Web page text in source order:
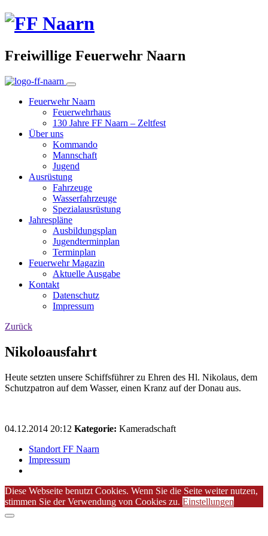
Freiwillige Feuerwehr Naarn
Feuerwehr Naarn
Feuerwehrhaus
130 Jahre FF Naarn – Zeltfest
Über uns
Kommando
Mannschaft
Jugend
Ausrüstung
Fahrzeuge
Wasserfahrzeuge
Spezialausrüstung
Jahrespläne
Ausbildungsplan
Jugendterminplan
Terminplan
Feuerwehr Magazin
Aktuelle Ausgabe
Kontakt
Datenschutz
Impressum
Zurück
Nikoloausfahrt
Heute setzten unsere Schiffsführer zu Ehren des Hl. Nikolaus, dem
Schutzpatron auf dem Wasser, einen Kranz auf der Donau aus.
04.12.2014 20:12 Kategorie: Kameradschaft
Standort FF Naarn
Impressum
Diese Webseite benutzt Cookies. Wenn Sie die Seite weiter nutzen,
stimmen Sie der Verwendung von Cookies zu. Einstellungen